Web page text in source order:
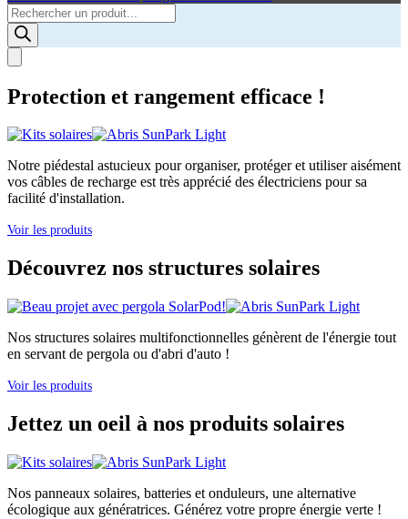
Products
search
Protection et rangement efficace !
Notre piédestal astucieux pour organiser, protéger et utiliser aisément
vos câbles de recharge est très apprécié des électriciens pour sa
facilité d'installation.
Voir les produits
Découvrez nos structures solaires
Nos structures solaires multifonctionnelles génèrent de l'énergie tout
en servant de pergola ou d'abri d'auto !
Voir les produits
Jettez un oeil à nos produits solaires
Nos panneaux solaires, batteries et onduleurs, une alternative
écologique aux génératrices. Générez votre propre énergie verte !